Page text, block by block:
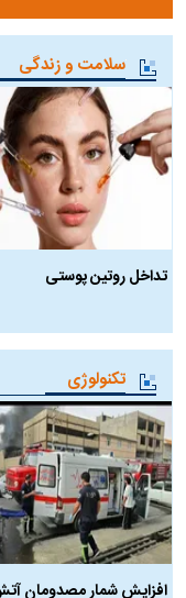
سلامت و زندگی
تداخل روتین پوستی
تکنولوژی
افزایش شمار مصدومان